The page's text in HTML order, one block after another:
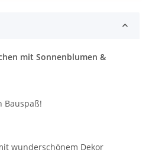
mit Sonnenblumen &
Bauspaß!
wunderschönem Dekor